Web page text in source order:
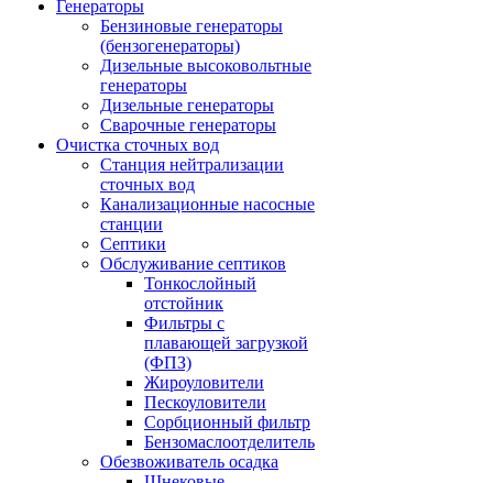
Генераторы
Бензиновые генераторы
(бензогенераторы)
Дизельные высоковольтные
генераторы
Дизельные генераторы
Сварочные генераторы
Очистка сточных вод
Станция нейтрализации
сточных вод
Канализационные насосные
станции
Септики
Обслуживание септиков
Тонкослойный
отстойник
Фильтры с
плавающей загрузкой
(ФПЗ)
Жироуловители
Пескоуловители
Сорбционный фильтр
Бензомаслоотделитель
Обезвоживатель осадка